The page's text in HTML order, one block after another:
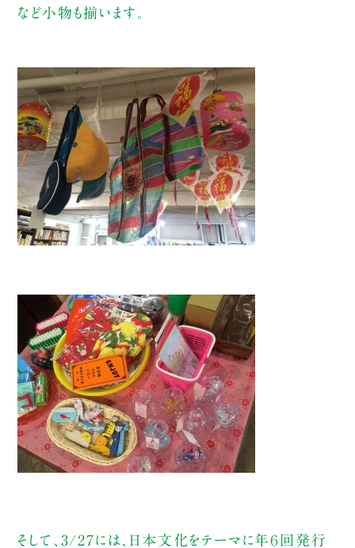
など小物も揃います。
そして、3/27には、日本文化をテーマに年６回発行